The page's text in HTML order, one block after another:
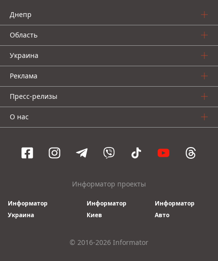
Днепр
Область
Украина
Реклама
Пресс-релизы
О нас
Информатор проекты
Информатор
Украина
Информатор
Киев
Информатор
Авто
© 2016-2026 Informator